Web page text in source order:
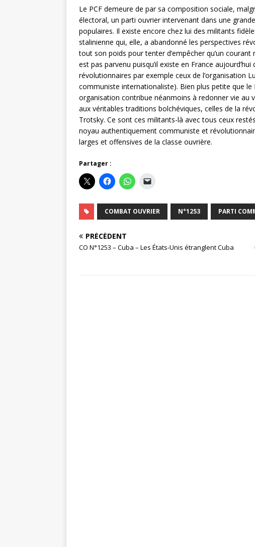
Le PCF demeure de par sa composition sociale,
électoral, un parti ouvrier intervenant dans une
populaires. Il existe encore chez lui des militants
stalinienne qui, elle, a abandonné les perspectives
tout son poids pour tenter d’empêcher qu’un
est pas parvenu puisqu’il existe en France
révolutionnaires par exemple ceux de l’organisation
communiste internationaliste). Bien plus petite que
organisation contribue néanmoins à redonner vie
aux véritables traditions bolchéviques, celles de la
Trotsky. Ce sont ces militants-là avec tous ceux
noyau authentiquement communiste et
larges et offensives de la classe ouvrière.
Partager :
COMBAT OUVRIER N°1253 PARTI
PRÉCÉDENT
CO N°1253 – Cuba – Les États-Unis étranglent Cuba